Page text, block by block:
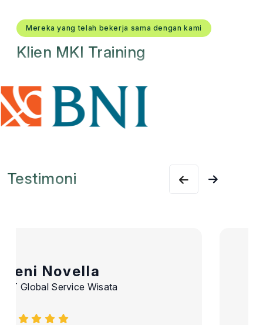
Mereka yang telah bekerja sama dengan kami
Klien MKI Training
Testimoni
Thaufik Samdani
PT Pendidikan Maritim dan Logistik